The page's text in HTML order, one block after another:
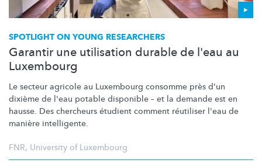
SPOTLIGHT ON YOUNG RESEARCHERS
Garantir une utilisation durable de l'eau au
Luxembourg
Le secteur agricole au Luxembourg consomme près d'un
dixième de l'eau potable disponible – et la demande est en
hausse. Des chercheurs étudient comment réutiliser l'eau de
manière intelligente.
FNR, University of Luxembourg